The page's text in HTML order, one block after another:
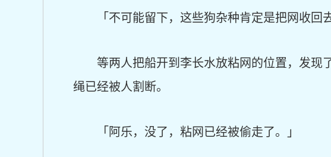
「不可能留下，这些狗杂种肯定是把网收回
等两人把船开到李长水放粘网的位置，发现
绳已经被人割断。
「阿乐，没了，粘网已经被偷走了。」